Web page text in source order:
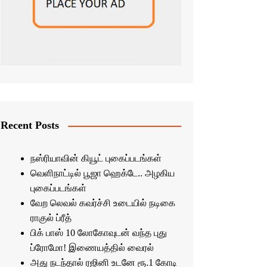
Recent Posts
நஸ்ரியாவின் கியூட் புகைப்படங்கள்
வெளிநாட்டில் பூஜா ஹெக்டே.. அழகிய
புகைப்படங்கள்
வேற லெவல் கவர்ச்சி உடையில் நடிகை
ராகுல் ப்ரீத்
பிக் பாஸ் 10 லோகோவுடன் வந்த புது
ப்ரோமோ! இணையத்தில் வைரல்
அது நடந்தால் ரஜினி உடனே ரூ.1 கோடி